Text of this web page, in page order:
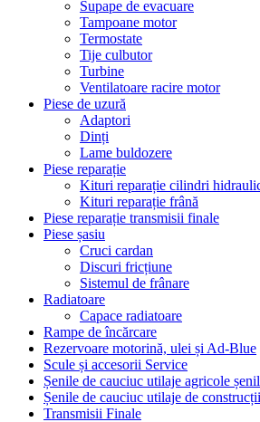
Supape de evacuare
Tampoane motor
Termostate
Tije culbutor
Turbine
Ventilatoare racire motor
Piese de uzură
Adaptori
Dinți
Lame buldozere
Piese reparație
Kituri reparație cilindri
Kituri reparație frână
Piese reparație transmisii finale
Piese șasiu
Cruci cardan
Discuri fricțiune
Sistemul de frânare
Radiatoare
Capace radiatoare
Rampe de încărcare
Rezervoare motorină, ulei și Ad-Blue
Scule și accesorii Service
Șenile de cauciuc utilaje agricole
Șenile de cauciuc utilaje de construcții
Transmisii Finale